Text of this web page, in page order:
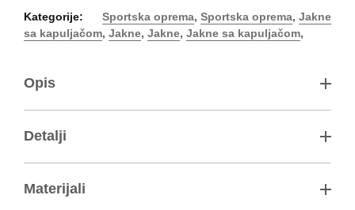
Kategorije: Sportska oprema, Sportska oprema, Jakne
sa kapuljačom, Jakne, Jakne, Jakne sa kapuljačom,
Opis
Veliki izbor boja i veličina
Pamuk iz kontrolisanog organskog uzgoja, 300 g/m2
Unutrašnjost majice je blago hrapava
Kapuljača sa vezicama
Detalji
100 crvena
130 bordo
Materijali